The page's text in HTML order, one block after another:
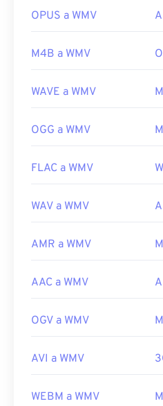
es una herramienta
Desarrollado por:
Enlaces útiles:
https://en.wikipedia.org/
OPUS a WMV
M4B a WMV
WAVE a WMV
OGG a WMV
FLAC a WMV
WAV a WMV
AMR a WMV
AAC a WMV
OGV a WMV
AVI a WMV
WEBM a WMV